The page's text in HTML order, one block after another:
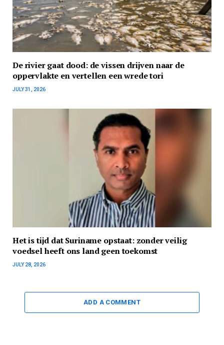
De rivier gaat dood: de vissen drijven naar de
oppervlakte en vertellen een wrede tori
JULY 31, 2026
Het is tijd dat Suriname opstaat: zonder veilig
voedsel heeft ons land geen toekomst
JULY 28, 2026
ADD A COMMENT